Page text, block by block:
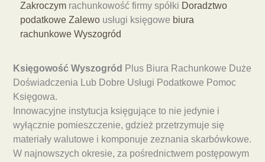
Zakroczym rachunkowość firmy spółki Doradztwo
podatkowe Zalewo usługi księgowe biura
rachunkowe Wyszogród
Księgowość Wyszogród Plus Biura Rachunkowe Duże
Doświadczenia Lub Dobre Usługi Podatkowe Pomoc
Księgowa.
Innowacyjne instytucja księgujące to nie jedynie i
wyłącznie pomieszczenie, gdzież przetrzymuje się
materiały walutowe i komponuje zeznania skarbówkowe.
W najnowszych okresie, za pośrednictwem postępowym